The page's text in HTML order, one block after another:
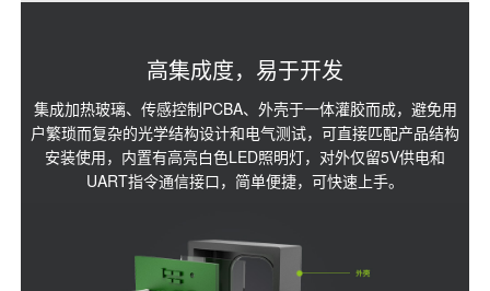
高集成度，易于开发
集成加热玻璃、传感控制PCBA、外壳于一体灌胶而成，避免用
户繁琐而复杂的光学结构设计和电气测试，可直接匹配产品结构
安装使用，内置有高亮白色LED照明灯，对外仅留5V供电和
UART指令通信接口，简单便捷，可快速上手。